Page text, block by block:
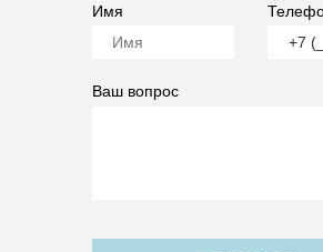
Имя
Ваш вопрос